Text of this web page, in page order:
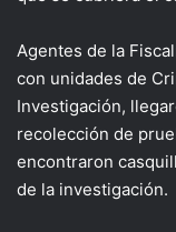
Agentes de la
con unidades de
Investigación,
recolección de
encontraron
de la investigación.